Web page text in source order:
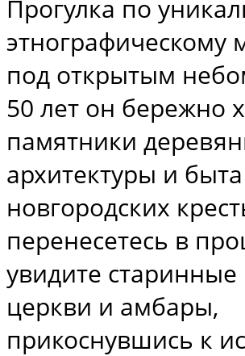
Прогулка по
этнографическому
под открытым
50 лет он бережно
памятники
архитектуры и быта
новгородских
перенесетесь в
увидите
церкви и амбары,
прикоснувшись к